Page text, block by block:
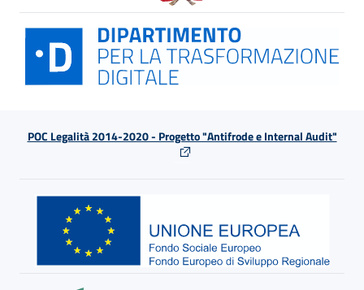
POC Legalità 2014-2020 - Progetto "Antifrode e Internal Audit"